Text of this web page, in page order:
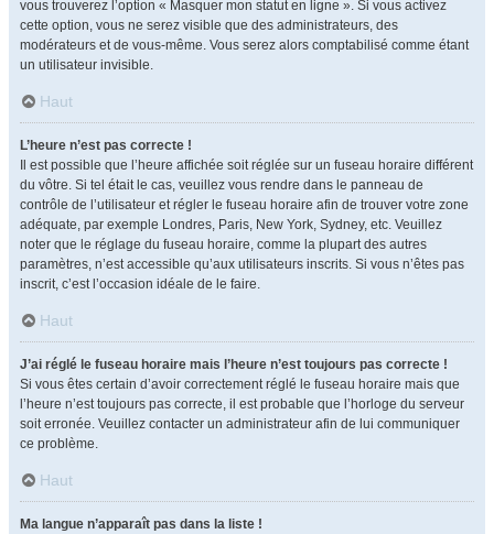
vous trouverez l’option « Masquer mon statut en ligne ». Si vous activez
cette option, vous ne serez visible que des administrateurs, des
modérateurs et de vous-même. Vous serez alors comptabilisé comme étant
un utilisateur invisible.
Haut
L’heure n’est pas correcte !
Il est possible que l’heure affichée soit réglée sur un fuseau horaire différent
du vôtre. Si tel était le cas, veuillez vous rendre dans le panneau de
contrôle de l’utilisateur et régler le fuseau horaire afin de trouver votre zone
adéquate, par exemple Londres, Paris, New York, Sydney, etc. Veuillez
noter que le réglage du fuseau horaire, comme la plupart des autres
paramètres, n’est accessible qu’aux utilisateurs inscrits. Si vous n’êtes pas
inscrit, c’est l’occasion idéale de le faire.
Haut
J’ai réglé le fuseau horaire mais l’heure n’est toujours pas correcte !
Si vous êtes certain d’avoir correctement réglé le fuseau horaire mais que
l’heure n’est toujours pas correcte, il est probable que l’horloge du serveur
soit erronée. Veuillez contacter un administrateur afin de lui communiquer
ce problème.
Haut
Ma langue n’apparaît pas dans la liste !